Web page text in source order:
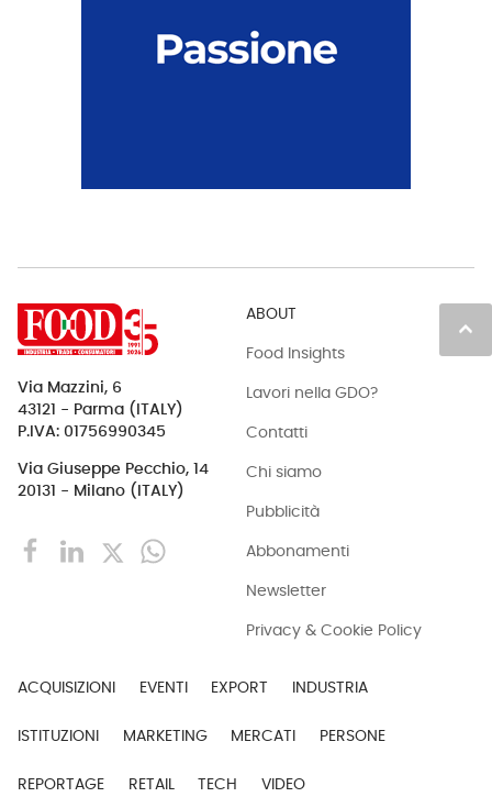
keyboard_arrow_up
Via Mazzini, 6
43121 - Parma (ITALY)
P.IVA: 01756990345
Via Giuseppe Pecchio, 14
20131 - Milano (ITALY)
ABOUT
Food Insights
Lavori nella GDO?
Contatti
Chi siamo
Pubblicità
Abbonamenti
Newsletter
Privacy & Cookie Policy
ACQUISIZIONI EVENTI EXPORT INDUSTRIA
ISTITUZIONI MARKETING MERCATI PERSONE
REPORTAGE RETAIL TECH VIDEO